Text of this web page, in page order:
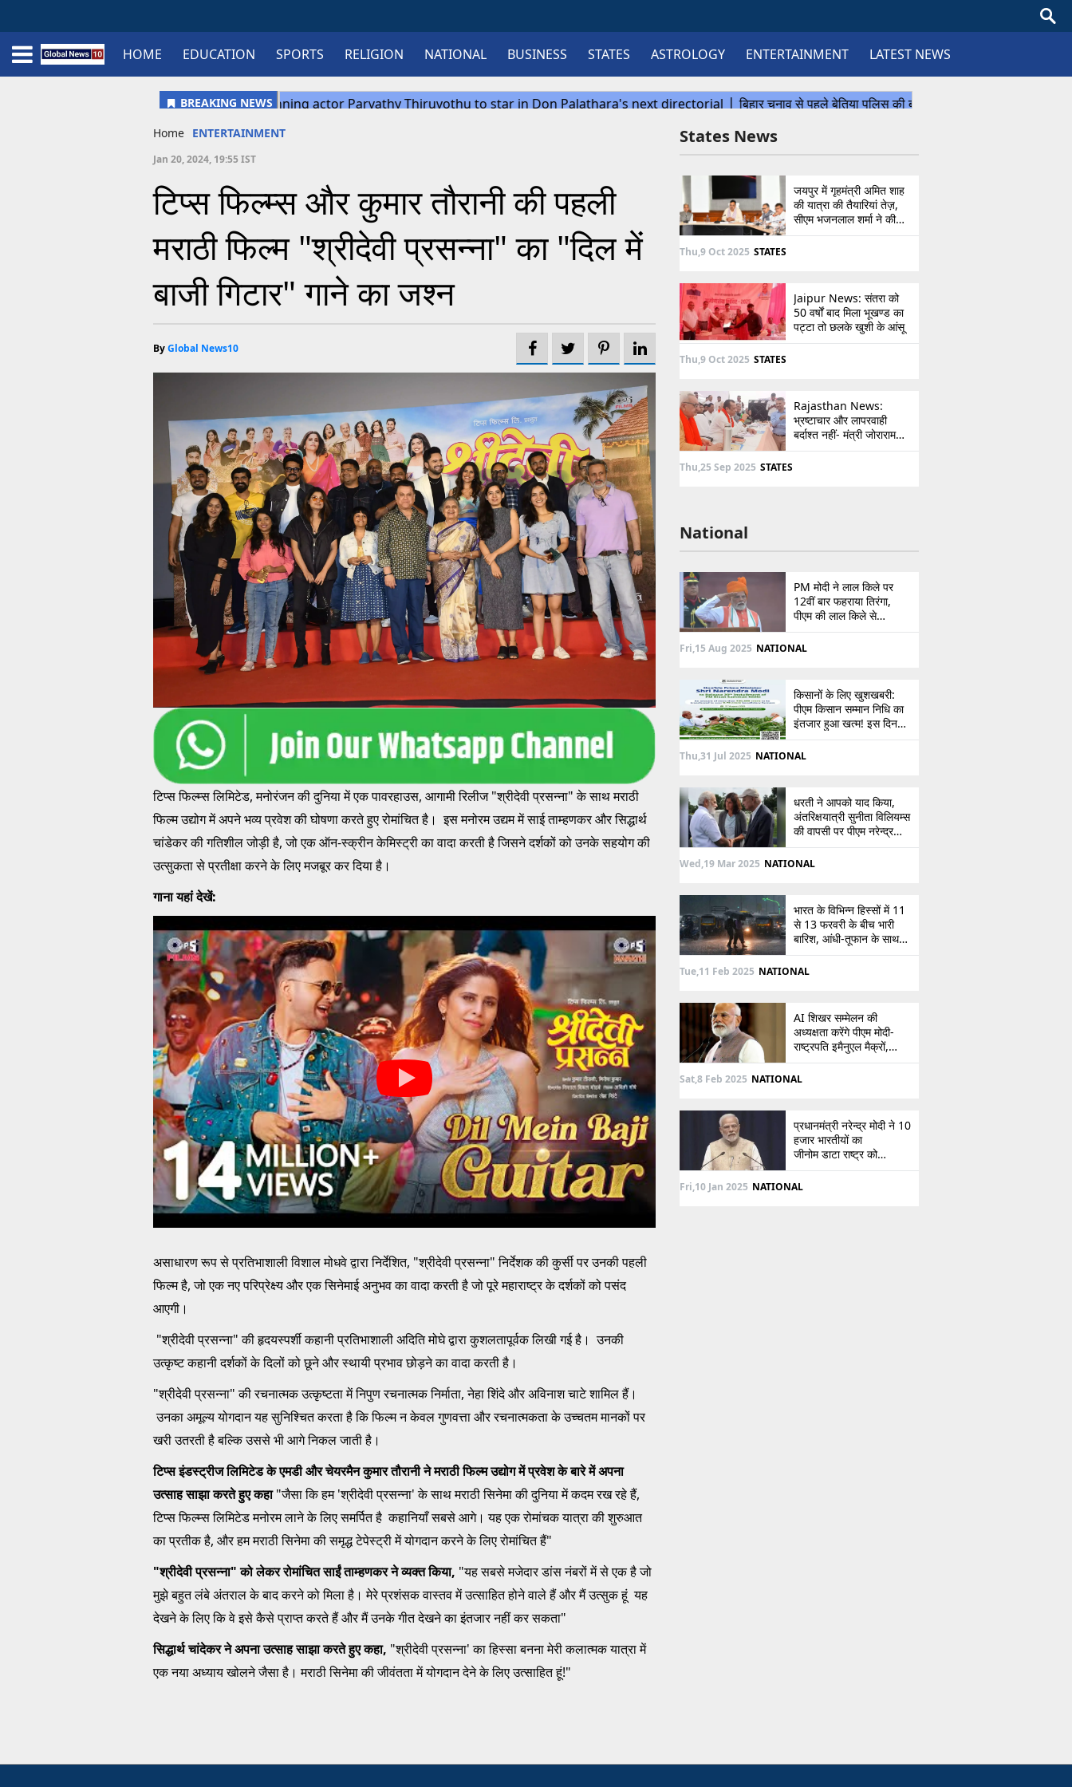
Home
Schedule
STATES
Sports
Gallery
Soccer
Upcoming Events
BPL
Fixtures
Pink Test
Look Around
Contact Us
About Us HOME EDUCATION SPORTS RELIGION NATIONAL BUSINESS STATES ASTROLOGY ENTERTAINMENT LATEST NEWS
Home ENTERTAINMENT
Jan 20, 2024, 19:55 IST
टिप्स फिल्म्स और कुमार तौरानी की पहली
मराठी फिल्म "श्रीदेवी प्रसन्ना" का "दिल में
बाजी गिटार" गाने का जश्न
ByGlobal News10
टिप्स फिल्म्स लिमिटेड, मनोरंजन की दुनिया में एक पावरहाउस, आगामी रिलीज "श्रीदेवी प्रसन्ना" के साथ मराठी
फिल्म उद्योग में अपने भव्य प्रवेश की घोषणा करते हुए रोमांचित है। इस मनोरम उद्यम में साई ताम्हणकर और सिद्धार्थ
चांडेकर की गतिशील जोड़ी है, जो एक ऑन-स्क्रीन केमिस्ट्री का वादा करती है जिसने दर्शकों को उनके सहयोग की
उत्सुकता से प्रतीक्षा करने के लिए मजबूर कर दिया है।
गाना यहां देखें:
असाधारण रूप से प्रतिभाशाली विशाल मोधवे द्वारा निर्देशित, "श्रीदेवी प्रसन्ना" निर्देशक की कुर्सी पर उनकी पहली
फिल्म है, जो एक नए परिप्रेक्ष्य और एक सिनेमाई अनुभव का वादा करती है जो पूरे महाराष्ट्र के दर्शकों को पसंद
आएगी।
"श्रीदेवी प्रसन्ना" की हृदयस्पर्शी कहानी प्रतिभाशाली अदिति मोघे द्वारा कुशलतापूर्वक लिखी गई है। उनकी
उत्कृष्ट कहानी दर्शकों के दिलों को छूने और स्थायी प्रभाव छोड़ने का वादा करती है।
"श्रीदेवी प्रसन्ना" की रचनात्मक उत्कृष्टता में निपुण रचनात्मक निर्माता, नेहा शिंदे और अविनाश चाटे शामिल हैं।
उनका अमूल्य योगदान यह सुनिश्चित करता है कि फिल्म न केवल गुणवत्ता और रचनात्मकता के उच्चतम मानकों पर
खरी उतरती है बल्कि उससे भी आगे निकल जाती है।
टिप्स इंडस्ट्रीज लिमिटेड के एमडी और चेयरमैन कुमार तौरानी ने मराठी फिल्म उद्योग में प्रवेश के बारे में अपना
उत्साह साझा करते हुए कहा"जैसा कि हम 'श्रीदेवी प्रसन्ना' के साथ मराठी सिनेमा की दुनिया में कदम रख रहे हैं,
टिप्स फिल्म्स लिमिटेड मनोरम लाने के लिए समर्पित है कहानियाँ सबसे आगे। यह एक रोमांचक यात्रा की शुरुआत
का प्रतीक है, और हम मराठी सिनेमा की समृद्ध टेपेस्ट्री में योगदान करने के लिए रोमांचित हैं"
"श्रीदेवी प्रसन्ना" को लेकर रोमांचित साईं ताम्हणकर ने व्यक्त किया, "यह सबसे मजेदार डांस नंबरों में से एक है जो
मुझे बहुत लंबे अंतराल के बाद करने को मिला है। मेरे प्रशंसक वास्तव में उत्साहित होने वाले हैं और मैं उत्सुक हूं यह
देखने के लिए कि वे इसे कैसे प्राप्त करते हैं और मैं उनके गीत देखने का इंतजार नहीं कर सकता"
सिद्धार्थ चांदेकर ने अपना उत्साह साझा करते हुए कहा, "श्रीदेवी प्रसन्ना' का हिस्सा बनना मेरी कलात्मक यात्रा में
एक नया अध्याय खोलने जैसा है। मराठी सिनेमा की जीवंतता में योगदान देने के लिए उत्साहित हूं!"
States News
जयपुर में गृहमंत्री अमित शाह
की यात्रा की तैयारियां तेज़,
सीएम भजनलाल शर्मा ने की
उच्चस्तरीय बैठक
Thu,9 Oct 2025 STATES
Jaipur News: संतरा को
50 वर्षों बाद मिला भूखण्ड का
पट्टा तो छलके खुशी के आंसू
Thu,9 Oct 2025 STATES
Rajasthan News:
भ्रष्टाचार और लापरवाही
बर्दाश्त नहीं- मंत्री जोराराम
कुमावत ने शहरी सेवा शिविर में
Thu,25 Sep 2025 STATES
National
PM मोदी ने लाल किले पर
12वीं बार फहराया तिरंगा,
पीएम की लाल किले से
पाकिस्तान को सीधी
ललकार, प्रधानमंत्री ने 103
Fri,15 Aug 2025 NATIONAL
किसानों के लिए खुशखबरी:
पीएम किसान सम्मान निधि का
इंतजार हुआ खत्म! इस दिन
खाते में आएंगे 2,000 रुपये,
देखें
Thu,31 Jul 2025 NATIONAL
धरती ने आपको याद किया,
अंतरिक्षयात्री सुनीता विलियम्स
की वापसी पर पीएम नरेन्द्र
मोदी की पोस्ट
Wed,19 Mar 2025 NATIONAL
भारत के विभिन्न हिस्सों में 11
से 13 फरवरी के बीच भारी
बारिश, आंधी-तूफान के साथ
बर्फबारी का अलर्ट
Tue,11 Feb 2025 NATIONAL
AI शिखर सम्मेलन की
अध्यक्षता करेंगे पीएम मोदी-
राष्ट्रपति इमैनुएल मैक्रों,
भारत-फ्रांस संबंधों को देंगे नई
दिशा
Sat,8 Feb 2025 NATIONAL
प्रधानमंत्री नरेन्द्र मोदी ने 10
हजार भारतीयों का
जीनोम डाटा राष्ट्र को
सौंपा, जानें इसके बारे में
Fri,10 Jan 2025 NATIONAL